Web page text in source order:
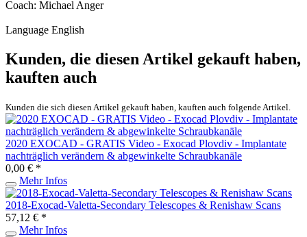
Coach: Michael Anger
Language English
Kunden, die diesen Artikel gekauft haben,
kauften auch
Kunden die sich diesen Artikel gekauft haben, kauften auch folgende Artikel.
2020 EXOCAD - GRATIS Video - Exocad Plovdiv - Implantate
nachträglich verändern & abgewinkelte Schraubkanäle
0,00 € *
Mehr Infos
2018-Exocad-Valetta-Secondary Telescopes & Renishaw Scans
57,12 € *
Mehr Infos